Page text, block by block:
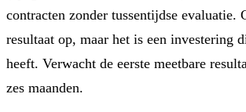
contracten zonder tussentijdse evaluatie.
resultaat op, maar het is een investering
heeft. Verwacht de eerste meetbare
zes maanden.